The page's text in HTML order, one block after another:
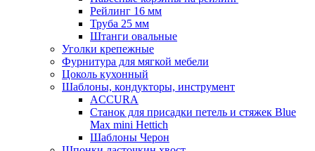
Рейлинг 16 мм
Труба 25 мм
Штанги овальные
Уголки крепежные
Фурнитура для мягкой мебели
Цоколь кухонный
Шаблоны, кондукторы, инструмент
ACCURA
Станок для присадки петель и стяжек Blue
Max mini Hettich
Шаблоны Черон